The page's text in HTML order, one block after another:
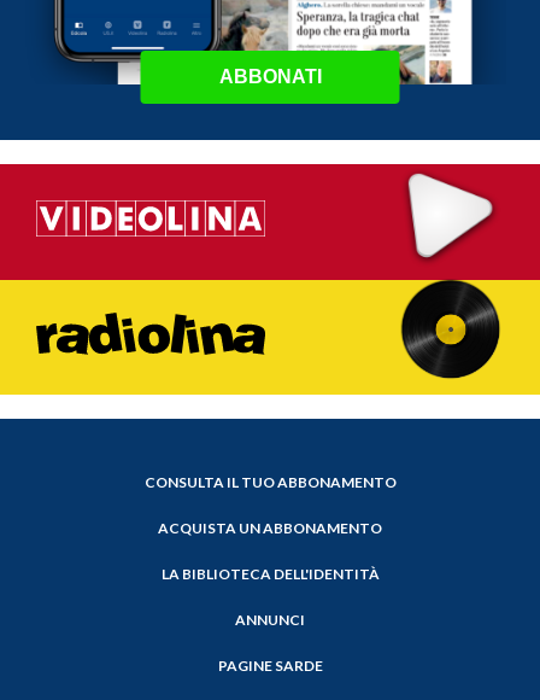
ABBONATI
CONSULTA IL TUO ABBONAMENTO
ACQUISTA UN ABBONAMENTO
LA BIBLIOTECA DELL'IDENTITÀ
ANNUNCI
PAGINE SARDE